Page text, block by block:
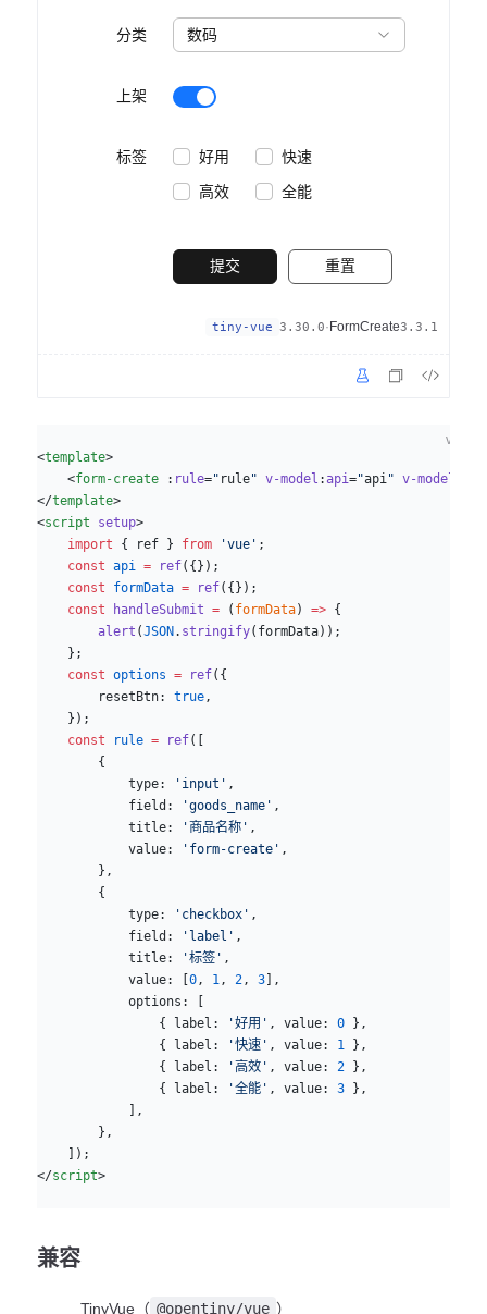
tiny-vue 3.30.0·FormCreate3.3.1
分类
上架
标签 好用
快速
高效
全能
提交 重置
vue
<template>
    <
form-create : rule=" rule" v-model :api="api " v-model
</template>
<script setup>
    import
{ ref } from 'vue' ;
    const
api = ref({});
    const
formData = ref({});
    const
handleSubmit = ( formData) => {
        alert
(JSON. stringify(formData));
    };
    const
options = ref({
        resetBtn:
true ,
    });
    const
rule = ref([
        {
            type:
'input' ,
            field:
'goods_name' ,
            title:
'商品名称' ,
            value:
'form-create' ,
        },
        {
            type:
'checkbox' ,
            field:
'label' ,
            title:
'标签' ,
            value: [
0 , 1 , 2 , 3],
            options: [
                { label:
'好用' , value: 0 },
                { label:
'快速' , value: 1
},
                { label:
'高效' , value: 2 },
                { label:
'全能' , value: 3 },
            ],
        },
    ]);
</script>
兼容
TinyVue（ @opentiny/vue ）